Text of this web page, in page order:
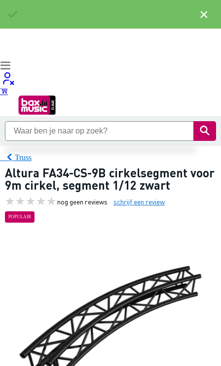
Truss
Altura FA34-CS-9B cirkelsegment voor
9m cirkel, segment 1/12 zwart
nog geen reviews schrijf een review
POPULAIR
×